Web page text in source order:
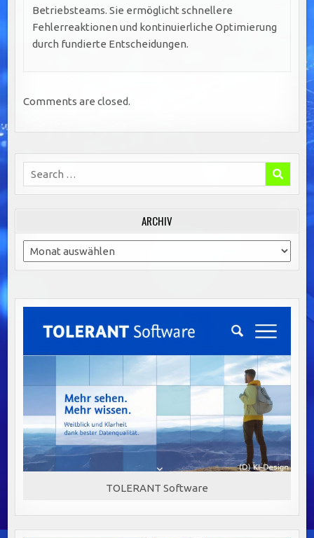
Betriebsteams. Sie ermöglicht schnellere
Fehlerreaktionen und kontinuierliche Optimierung
durch fundierte Entscheidungen.
Comments are closed.
Search
for:
ARCHIV
Archiv
TOLERANT Software